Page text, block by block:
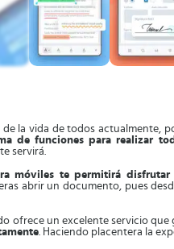
la vida de todos actualmente,
de funciones para realizar
servirá.
móviles te permitirá
abrir un documento, pues
ofrece un excelente servicio
. Haciendo placentera la